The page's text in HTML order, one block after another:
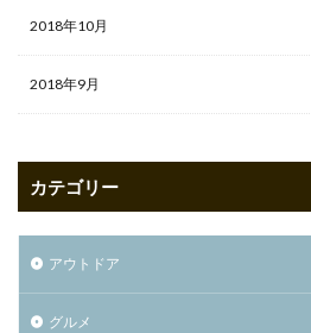
2018年10月
2018年9月
カテゴリー
アウトドア
グルメ